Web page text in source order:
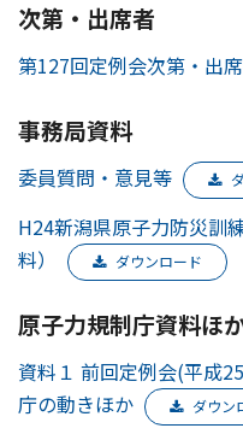
次第・出席者
第127回定例会次第・出
事務局資料
委員質問・意見等
H24新潟県原子力防災訓
料）
ダウンロード
原子力規制庁資料ほ
資料１ 前回定例会(平成
庁の動きほか
ダウン